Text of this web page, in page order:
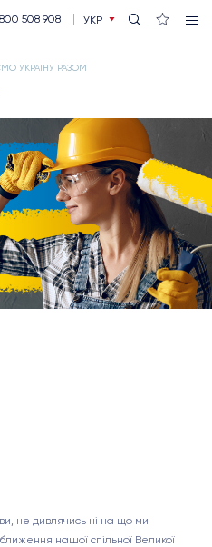
508 908
УКР
УКРАЇНУ РАЗОМ
не дивлячись ні на що ми
нашої спільної Великої